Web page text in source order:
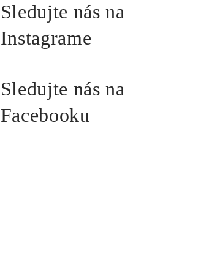
Sledujte nás na
Instagrame
Sledujte nás na
Facebooku